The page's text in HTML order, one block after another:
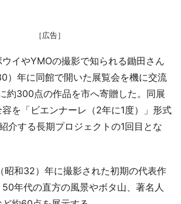
［広告］
イやYMOの撮影で知られる鋤田さん
）年に同館で開いた展覧会を機に交流
約300点の作品を市へ寄贈した。同展
を「ビエンナーレ（2年に1度）」形式
介する長期プロジェクトの1回目とな
和32）年に撮影された初期の代表作
50年代の直方の風景やボタ山、著名人